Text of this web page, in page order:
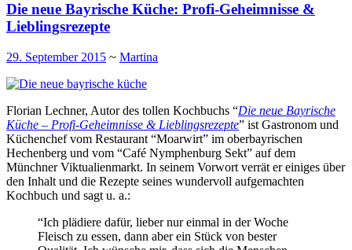
Die neue Bayrische Küche: Profi-Geheimnisse &
Lieblingsrezepte
29. September 2015 ~ Martina
Florian Lechner, Autor des tollen Kochbuchs “Die neue Bayrische
Küche – Profi-Geheimnisse & Lieblingsrezepte” ist Gastronom und
Küchenchef vom Restaurant “Moarwirt” im oberbayrischen
Hechenberg und vom “Café Nymphenburg Sekt” auf dem
Münchner Viktualienmarkt. In seinem Vorwort verrät er einiges über
den Inhalt und die Rezepte seines wundervoll aufgemachten
Kochbuch und sagt u. a.:
“Ich plädiere dafür, lieber nur einmal in der Woche
Fleisch zu essen, dann aber ein Stück von bester